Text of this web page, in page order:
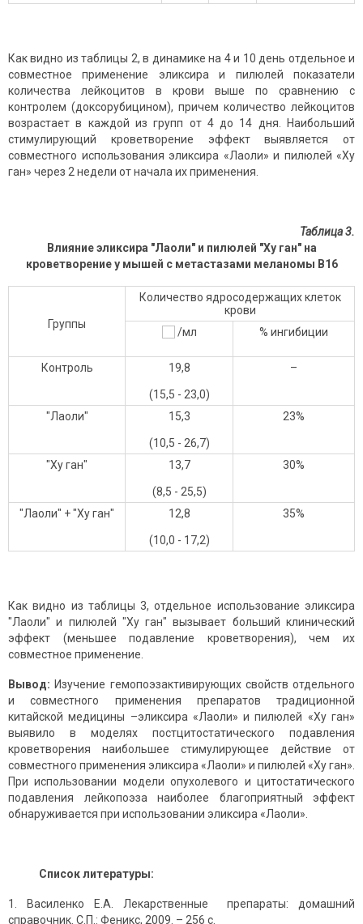
Как видно из таблицы 2, в динамике на 4 и 10 день отдельное и
совместное применение эликсира и пилюлей показатели
количества лейкоцитов в крови выше по сравнению с
контролем (доксорубицином), причем количество лейкоцитов
возрастает в каждой из групп от 4 до 14 дня. Наибольший
стимулирующий кроветворение эффект выявляется от
совместного использования эликсира «Лаоли» и пилюлей «Ху
ган» через 2 недели от начала их применения.
Таблица 3.
Влияние эликсира "Лаоли" и пилюлей "Ху ган" на
кроветворение у мышей с метастазами меланомы В16
Группы
Количество ядросодержащих клеток
крови
/мл
% ингибиции
Контроль 19,8
(15,5 - 23,0)
–
"Лаоли" 15,3
(10,5 - 26,7)
23%
"Ху ган" 13,7
(8,5 - 25,5)
30%
"Лаоли" + "Ху ган" 12,8
(10,0 - 17,2)
35%
Как видно из таблицы 3, отдельное использование эликсира
"Лаоли" и пилюлей "Ху ган" вызывает больший клинический
эффект (меньшее подавление кроветворения), чем их
совместное применение.
Вывод: Изучение гемопоэзактивирующих свойств отдельного
и совместного применения препаратов традиционной
китайской медицины –эликсира «Лаоли» и пилюлей «Ху ган»
выявило в моделях постцитостатического подавления
кроветворения наибольшее стимулирующее действие от
совместного применения эликсира «Лаоли» и пилюлей «Ху ган».
При использовании модели опухолевого и цитостатического
подавления лейкопоэза наиболее благоприятный эффект
обнаруживается при использовании эликсира «Лаоли».
Список литературы:
Василенко Е.А. Лекарственные препараты: домашний
справочник. С.П.: Феникс, 2009. – 256 с.